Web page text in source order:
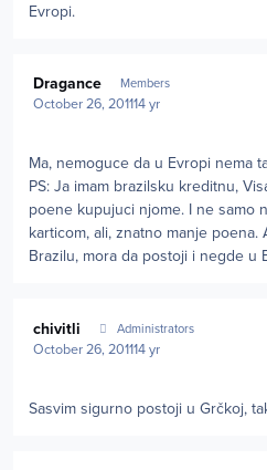
Evropi.
Dragance Members
October 26, 201114 yr
Ma, nemoguce da u Evropi nema
PS: Ja imam brazilsku kreditnu,
poene kupujuci njome. I ne samo
karticom, ali, znatno manje
Brazilu, mora da postoji i negde u
chivitli Administrators
October 26, 201114 yr
Sasvim sigurno postoji u Grčkoj,